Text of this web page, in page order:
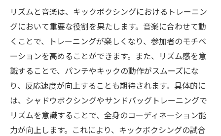
リズムと音楽は、キックボクシングにおけるトレーニン
グにおいて重要な役割を果たします。音楽に合わせて動
くことで、トレーニングが楽しくなり、参加者のモチベ
ーションを高めることができます。また、リズム感を意
識することで、パンチやキックの動作がスムーズにな
り、反応速度が向上することも期待されます。具体的に
は、シャドウボクシングやサンドバッグトレーニングで
リズムを意識することで、全身のコーディネーション能
力が向上します。これにより、キックボクシングの試合